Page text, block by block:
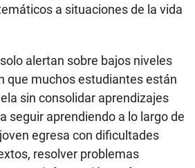
a situaciones de la vida
alertan sobre bajos niveles
que muchos estudiantes están
sin consolidar aprendizajes
seguir aprendiendo a lo largo de
egresa con dificultades
resolver problemas